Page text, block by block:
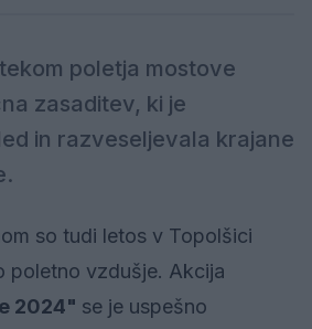
poletja mostove
zasaditev, ki je
in razveseljevala krajane
so tudi letos v Topolšici
poletno vzdušje. Akcija
2024" se je uspešno